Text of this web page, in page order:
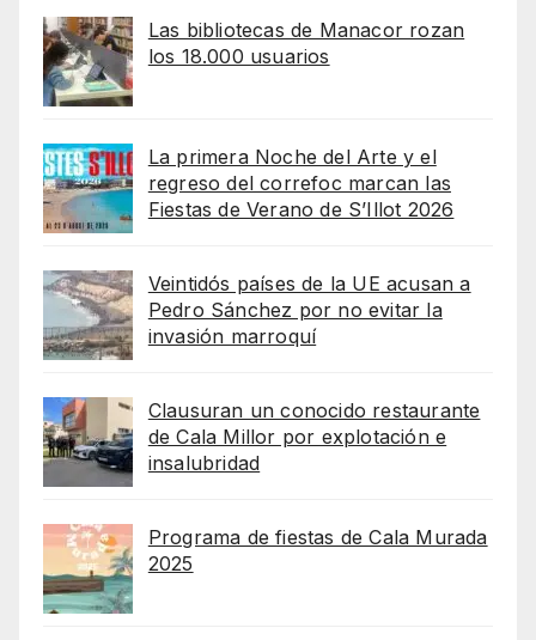
Las bibliotecas de Manacor rozan
los 18.000 usuarios
La primera Noche del Arte y el
regreso del correfoc marcan las
Fiestas de Verano de S’Illot 2026
Veintidós países de la UE acusan a
Pedro Sánchez por no evitar la
invasión marroquí
Clausuran un conocido restaurante
de Cala Millor por explotación e
insalubridad
Programa de fiestas de Cala Murada
2025